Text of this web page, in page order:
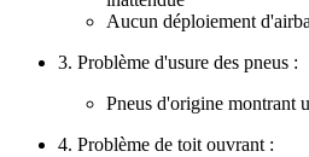
Aucun déploiement
3. Problème d'usure des pneus :
Pneus d'origine montrant
4. Problème de toit ouvrant :